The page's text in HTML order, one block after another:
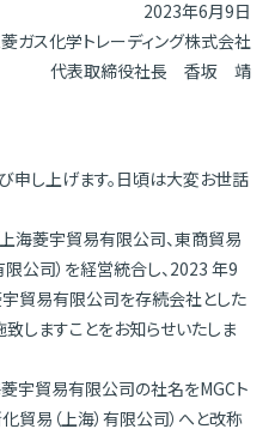
2023年6月9日
ガス化学トレーディング株式会社
代表取締役社長 香坂 靖
申し上げます。日頃は大変お世話
上海菱宇貿易有限公司、東商貿易
限公司）を経営統合し、2023 年9
貿易有限公司を存続会社とした
しますことをお知らせいたしま
菱宇貿易有限公司の社名をMGCト
貿易（上海）有限公司）へと改称